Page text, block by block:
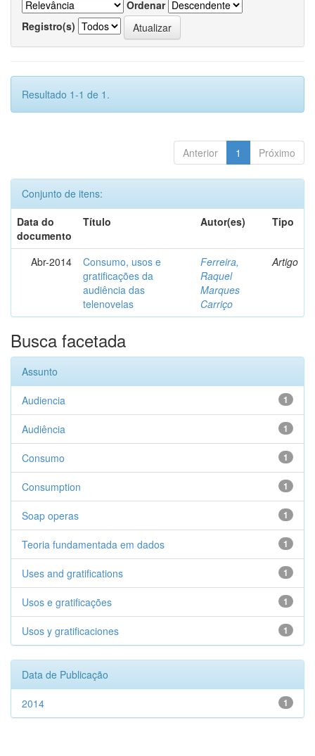
Ordenar
Registro(s)
Resultado 1-1 de 1.
Anterior 1 Próximo
Conjunto de itens:
Data do
documento
Título Autor(es) Tipo
Abr-2014
Consumo, usos e
gratificações da
audiência das
telenovelas
Ferreira,
Raquel
Marques
Carriço
Artigo
Busca facetada
Assunto
1
Audiencia
1
Audiência
1
Consumo
1
Consumption
1
Soap operas
1
Teoria fundamentada em dados
1
Uses and gratifications
1
Usos e gratificações
1
Usos y gratificaciones
Data de Publicação
1
2014